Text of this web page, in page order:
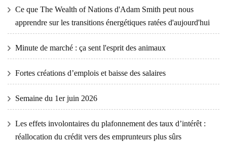
Ce que The Wealth of Nations d'Adam Smith peut nous
apprendre sur les transitions énergétiques ratées d'aujourd'hui
Minute de marché : ça sent l'esprit des animaux
Fortes créations d’emplois et baisse des salaires
Semaine du 1er juin 2026
Les effets involontaires du plafonnement des taux d’intérêt :
réallocation du crédit vers des emprunteurs plus sûrs